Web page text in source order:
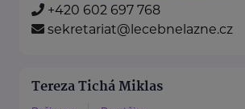
+420 602 697 768
sekretariat@lecebnelazne.cz
Tereza Tichá Miklas